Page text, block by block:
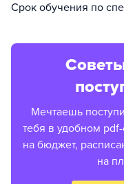
Срок обучения по
Мечтаешь
тебя в удобном
на бюджет,
на